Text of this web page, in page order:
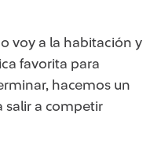
voy a la habitación y
favorita para
hacemos un
salir a competir